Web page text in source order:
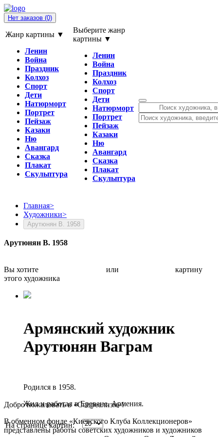
Нет заказов (0)
Жанр картины ▼
Ленин
Война
Праздник
Колхоз
Спорт
Дети
Натюрморт
Портрет
Пейзаж
Казаки
Ню
Авангард
Сказка
Плакат
Скульптура
Выберите жанр
картины ▼
Ленин
Война
Праздник
Колхоз
Спорт
Дети
Натюрморт
Портрет
Пейзаж
Казаки
Ню
Авангард
Сказка
Плакат
Скульптура
Главная>
Художники>
Арутюнян В. 1958
Арутюнян В. 1958
Вы хотите или
картину
этого художника
Армянский художник
Арутюнян Ваграм
Родился в 1958.
Жил и работал в Ереване, Армения.
На странице картин:
Добро пожаловать в «Соцреализм»!
В обменном фонде «Киевского Клуба Коллекционеров»
представлены работы советских художников и художников